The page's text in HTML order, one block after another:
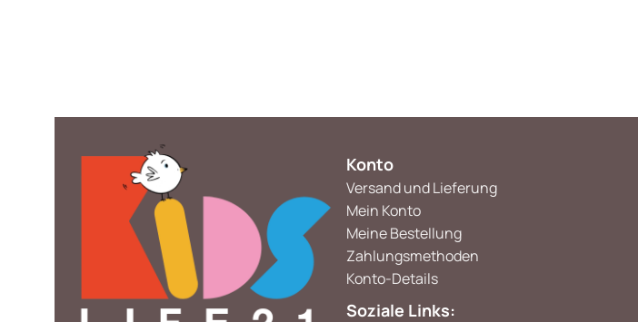
Konto
Versand und Lieferung
Mein Konto
Meine Bestellung
Zahlungsmethoden
Konto-Details
Soziale Links: